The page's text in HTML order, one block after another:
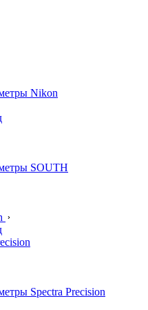
Nikon
SOUTH
Spectra Precision